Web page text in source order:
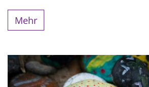
Mehr